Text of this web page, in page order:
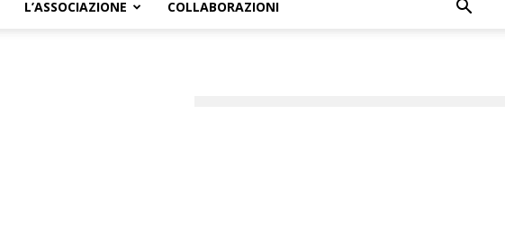
L’ASSOCIAZIONE COLLABORAZIONI